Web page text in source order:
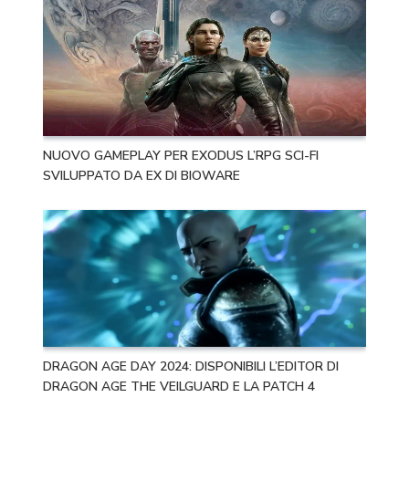
NUOVO GAMEPLAY PER EXODUS L’RPG SCI-FI
SVILUPPATO DA EX DI BIOWARE
DRAGON AGE DAY 2024: DISPONIBILI L’EDITOR DI
DRAGON AGE THE VEILGUARD E LA PATCH 4